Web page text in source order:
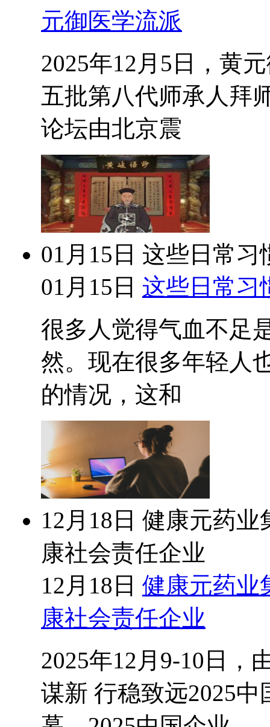
元御医学流派
2025年12月5日，黄
五批第八代师承人拜
论坛由北京震
01月15日 这些日常习
01月15日 这些日常习
很多人觉得气血不足
然。现在很多年轻人
的情况，这和
12月18日 健康元药业
康社会责任企业
12月18日 健康元药业
康社会责任企业
2025年12月9-10日，
谋新 行稳致远2025